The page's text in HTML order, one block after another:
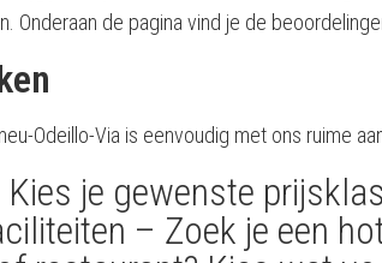
Onderaan de pagina vind je de
Odeillo-Via is eenvoudig met ons ruime
je gewenste
– Zoek je een